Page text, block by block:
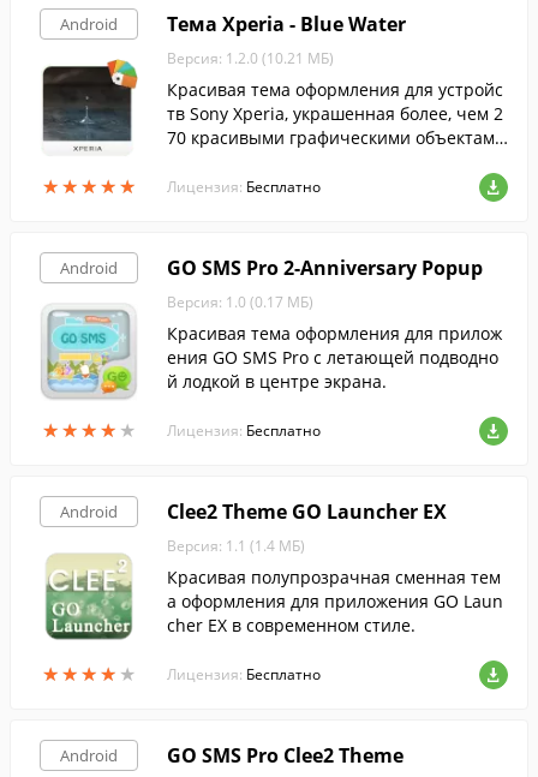
Android
★★★★★
★★★★★
Тема Xperia - Blue Water
Версия: 1.2.0 (10.21 МБ)
Красивая тема оформления для устройс
тв Sony Xperia, украшенная более, чем 2
70 красивыми графическими объектами
м интерфейсе.
Лицензия: Бесплатно
Android
★★★★ ★
★★★★ ★
GO SMS Pro 2-Anniversary Popup
Версия: 1.0 (0.17 МБ)
Красивая тема оформления для прилож
ения GO SMS Pro с летающей подводно
й лодкой в центре экрана.
Лицензия: Бесплатно
Android
★★★★ ★
★★★★ ★
Clee2 Theme GO Launcher EX
Версия: 1.1 (1.4 МБ)
Красивая полупрозрачная сменная тем
а оформления для приложения GO Laun
cher EX в современном стиле.
Лицензия: Бесплатно
Android GO SMS Pro Clee2 Theme